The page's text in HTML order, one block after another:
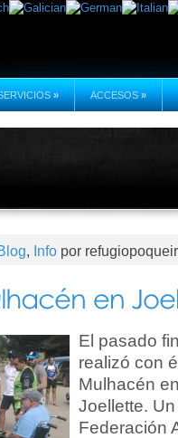
» ACCESOS »
, Info por
El pasado
realizó con
Mulhacén
Joellette.
Federación